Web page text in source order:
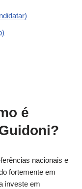
é
nacionais e
fortemente em
investe em